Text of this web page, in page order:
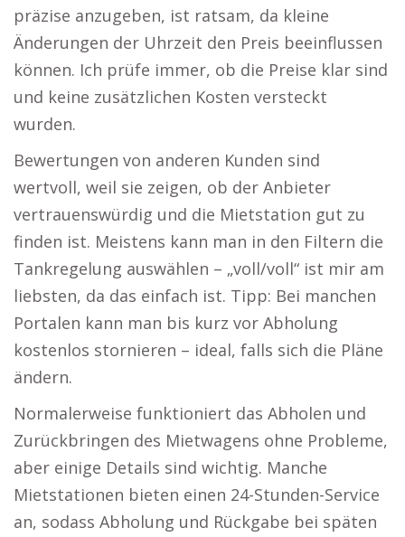
präzise anzugeben, ist ratsam, da kleine
Änderungen der Uhrzeit den Preis beeinflussen
können. Ich prüfe immer, ob die Preise klar sind
und keine zusätzlichen Kosten versteckt
wurden.
Bewertungen von anderen Kunden sind
wertvoll, weil sie zeigen, ob der Anbieter
vertrauenswürdig und die Mietstation gut zu
finden ist. Meistens kann man in den Filtern die
Tankregelung auswählen – „voll/voll“ ist mir am
liebsten, da das einfach ist. Tipp: Bei manchen
Portalen kann man bis kurz vor Abholung
kostenlos stornieren – ideal, falls sich die Pläne
ändern.
Normalerweise funktioniert das Abholen und
Zurückbringen des Mietwagens ohne Probleme,
aber einige Details sind wichtig. Manche
Mietstationen bieten einen 24-Stunden-Service
an, sodass Abholung und Rückgabe bei späten